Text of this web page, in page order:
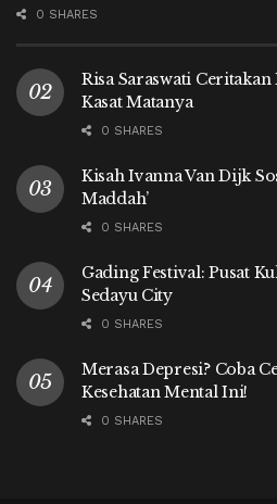
0 SHARES
Risa Saraswati Ceritakan
Kasat Matanya
0 SHARES
Kisah Ivanna Van Dijk
Maddah’
0 SHARES
Gading Festival: Pusat
Sedayu City
0 SHARES
Merasa Depresi? Coba
Kesehatan Mental Ini!
0 SHARES